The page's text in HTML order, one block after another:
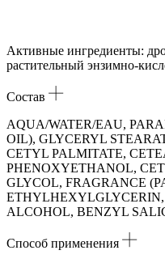
Активные ингредиенты:
растительный энзимно-
Состав
AQUA/WATER/EAU,
OIL), GLYCERYL
CETYL PALMITATE,
PHENOXYETHANOL,
GLYCOL, FRAGRANCE
ALCOHOL, BENZYL
Способ применения